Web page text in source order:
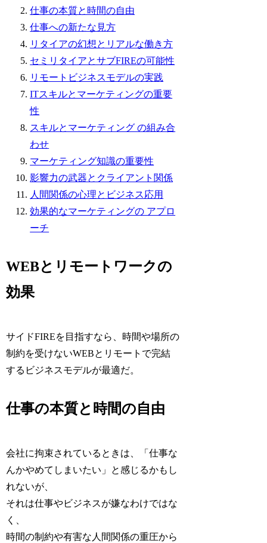
仕事の本質と時間の自由
仕事への新たな見方
リタイアの幻想とリアルな働き方
セミリタイアとサブFIREの可能性
リモートビジネスモデルの実践
ITスキルとマーケティングの重要
性
スキルとマーケティング の組み合
わせ
マーケティング知識の重要性
影響力の武器とクライアント関係
人間関係の心理とビジネス応用
効果的なマーケティングの アプロ
ーチ
WEBとリモートワークの
効果
サイドFIREを目指すなら、時間や場所の
制約を受けないWEBとリモートで完結
するビジネスモデルが最適だ。
仕事の本質と時間の自由
会社に拘束されているときは、「仕事な
んかやめてしまいたい」と感じるかもし
れないが、
それは仕事やビジネスが嫌なわけではな
く、
時間の制約や有害な人間関係の重圧から